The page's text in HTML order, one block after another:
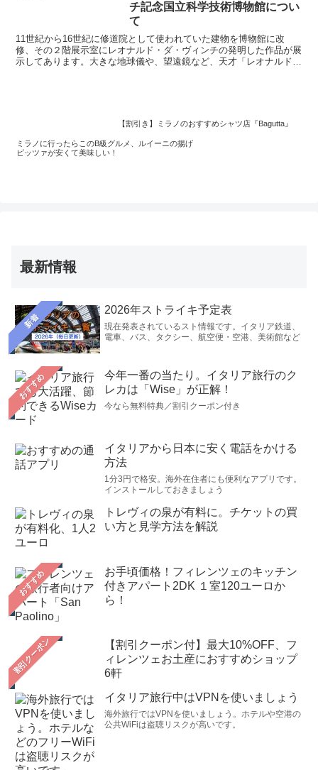
チ記念国立科学技術博物館につい
て
11世紀から16世紀に修道院として使われていた建物を博物館に改
修、その２階展示室にレオナルド・ダ・ヴィンチの発明した作品が展
示してあります。大きな地球儀や、望遠鏡など、天才「レオナルド・
【割引き】ミラノのおすすめシャツ店『Bagutta』
ミラノに行ったらこのB級グルメ、ルイーニの揚げ
ピッツァが安くて美味しい！
最新情報
新着
2026年ストライキ予定表
現在発表されているスト情報です。イタリア鉄道、
電車、バス、タクシー、航空便・空港、美術館など
おすすめ
今年一番の当たり。イタリア旅行のク
レカは「Wise」が正解！
今なら無料特典／割引クーポン付き
イタリアから日本に安く電話をかける
方法
1分3円で格安。海外在住者にも便利なアプリです。
インストールしておきましょう
トレヴィの泉が有料に。チケットの買
い方と見学方法を解説
おすすめ
お手頃価格！フィレンツェのキッチン
付きアパート2DK １室120ユーロか
ら！
【割引クーポン付】最大10%OFF、フ
ィレンツェお土産におすすめショップ
6軒
イタリア旅行中はVPNを使いましょう
海外旅行ではVPNを使いましょう。ホテルや空港の
公共WiFiは盗聴リスクが高いです。